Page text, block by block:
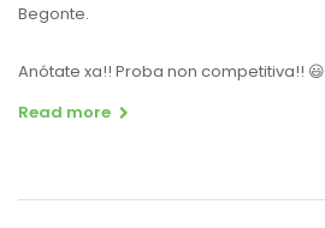
Begonte.
Anótate xa!! Proba non competitiva!! 😃
Read more